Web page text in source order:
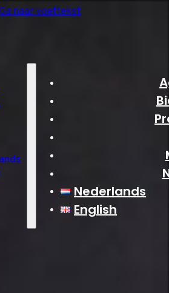
naar voettekst
Nederlands
English